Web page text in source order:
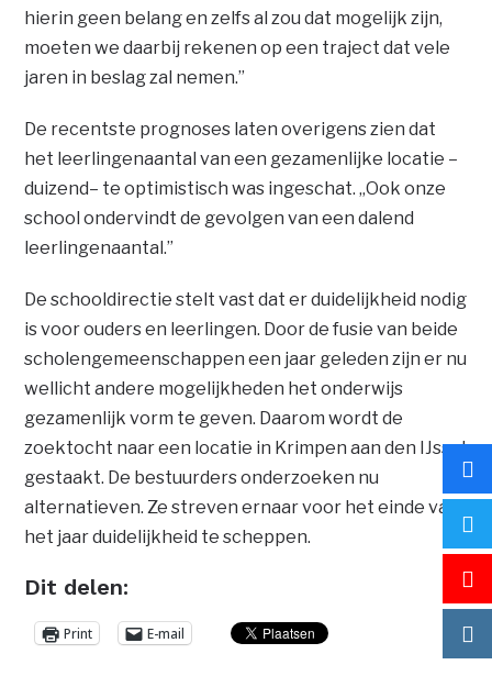
hierin geen belang en zelfs al zou dat mogelijk zijn,
moeten we daarbij rekenen op een traject dat vele
jaren in beslag zal nemen.”
De recentste prognoses laten overigens zien dat
het leerlingenaantal van een gezamenlijke locatie –
duizend– te optimistisch was ingeschat. „Ook onze
school ondervindt de gevolgen van een dalend
leerlingenaantal.”
De schooldirectie stelt vast dat er duidelijkheid nodig
is voor ouders en leerlingen. Door de fusie van beide
scholengemeenschappen een jaar geleden zijn er nu
wellicht andere mogelijkheden het onderwijs
gezamenlijk vorm te geven. Daarom wordt de
zoektocht naar een locatie in Krimpen aan den IJssel
gestaakt. De bestuurders onderzoeken nu
alternatieven. Ze streven ernaar voor het einde van
het jaar duidelijkheid te scheppen.
Dit delen:
Print E-mail